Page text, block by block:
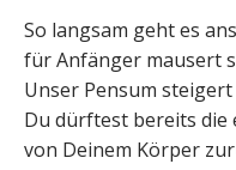
So langsam geht es
für Anfänger mausert
Unser Pensum
Du dürftest bereits die
von Deinem Körper